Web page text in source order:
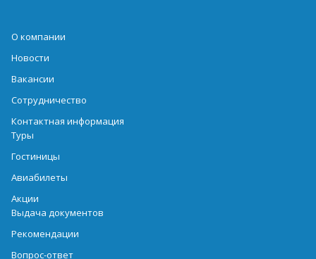
О компании
Новости
Вакансии
Сотрудничество
Контактная информация
Туры
Гостиницы
Авиабилеты
Акции
Выдача документов
Рекомендации
Вопрос-ответ